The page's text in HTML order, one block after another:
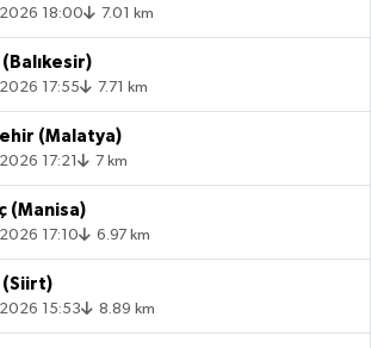
18:00 7.01 km
(Balıkesir)
17:55 7.71 km
(Malatya)
17:21 7 km
(Manisa)
17:10 6.97 km
15:53 8.89 km